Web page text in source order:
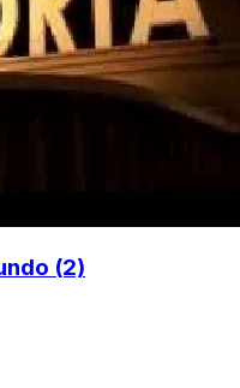
(2)